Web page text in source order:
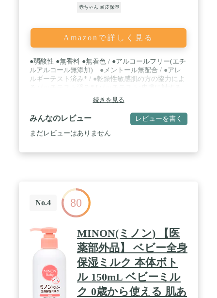
なじませるようにご使用ください。 / 【使用上の注
ご使用ください。傷、はれもの、湿疹など、異常の
ある部位にはご使用をおやめください。使用中、ま
たは使用したお肌に直射日光があたって、赤味、は
常があらわれた場合には、ご使用を中止し皮膚科専
門医等に相談してください。そのまま使用を続けま
すと症状が悪化することがあります。目に入らない
洗い流してください。すすいでも異物感が残るとき
さい。天然由来の成分を配合しているため、香りが
異なることがありますが品質には問題ありません。
直射日光、極端に高温または低温の場所を避けて保
管してください。 / ◎パッチテスト済み※ ※すべて
赤ちゃん 頭皮保湿
Amazonで詳しく見る
●弱酸性 ●無香料 ●無着色 / ●アルコールフリー(エチ
ルアルコール無添加) ●メントール無配合 / ●アレ
ルギーテスト済み* / ●乾燥性敏感肌の方の協力によ
刺激性を確認するテストです] *すべての方にアレル
ギーや皮膚刺激が起こらないというわけではありま
せん。 / 内容量:120ml 生産国:Made in Japan
続きを見る
みんなのレビュー レビューを書く
まだレビューはありません
No.4 80
MINON(ミノン) 【医
薬部外品】 ベビー全身
保湿ミルク 本体ボト
ル 150mL ベビーミル
ク 0歳から使える 肌あ